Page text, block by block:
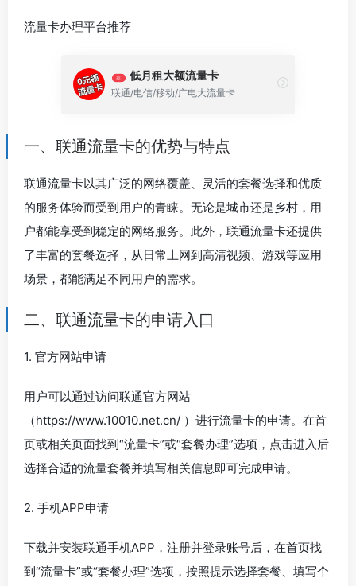
流量卡办理平台推荐
荐 低月租大额流量卡
联通/电信/移动/广电大流量卡
一、联通流量卡的优势与特点
联通流量卡以其广泛的网络覆盖、灵活的套餐选择和优质
的服务体验而受到用户的青睐。无论是城市还是乡村，用
户都能享受到稳定的网络服务。此外，联通流量卡还提供
了丰富的套餐选择，从日常上网到高清视频、游戏等应用
场景，都能满足不同用户的需求。
二、联通流量卡的申请入口
1. 官方网站申请
用户可以通过访问联通官方网站
（https://www.10010.net.cn/ ）进行流量卡的申请。在首
页或相关页面找到“流量卡”或“套餐办理”选项，点击进入后
选择合适的流量套餐并填写相关信息即可完成申请。
2. 手机APP申请
下载并安装联通手机APP，注册并登录账号后，在首页找
到“流量卡”或“套餐办理”选项，按照提示选择套餐、填写个